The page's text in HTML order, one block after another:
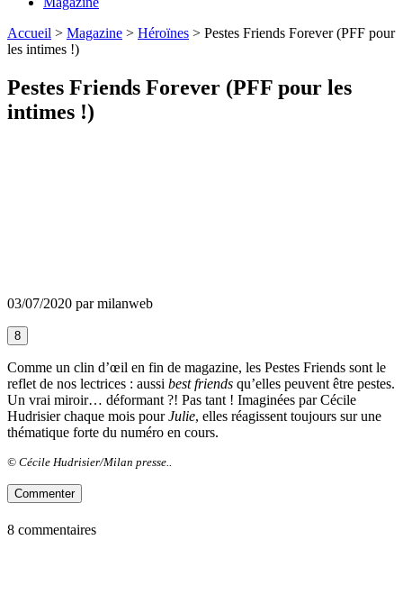
Accueil > Magazine > Héroïnes > Pestes Friends Forever (PFF pour
les intimes !)
Pestes Friends Forever (PFF pour les
intimes !)
03/07/2020 par milanweb
8
Comme un clin d’œil en fin de magazine, les Pestes Friends sont le
reflet de nos lectrices : aussi best friends qu’elles peuvent être pestes.
Un vrai miroir… déformant ?! Pas tant ! Imaginées par Cécile
Hudrisier chaque mois pourJulie, elles réagissent toujours sur une
thématique forte du numéro en cours.
© Cécile Hudrisier/Milan presse..
Commenter
8 commentaires